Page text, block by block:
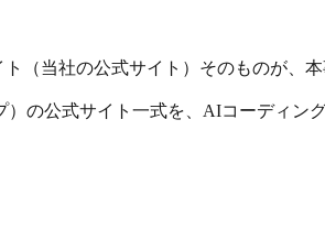
（当社の公式サイト）そのものが、本
の公式サイト一式を、AIコーディン